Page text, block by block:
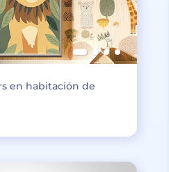
en habitación de